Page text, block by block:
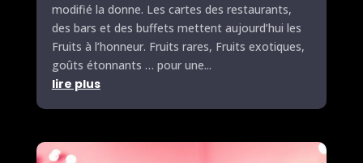
modifié la donne. Les cartes des restaurants,
des bars et des buffets mettent aujourd’hui les
Fruits à l’honneur. Fruits rares, Fruits exotiques,
goûts étonnants … pour une...
lire plus